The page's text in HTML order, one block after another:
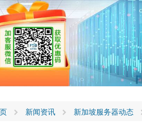
新闻资讯 新加坡服务器动态